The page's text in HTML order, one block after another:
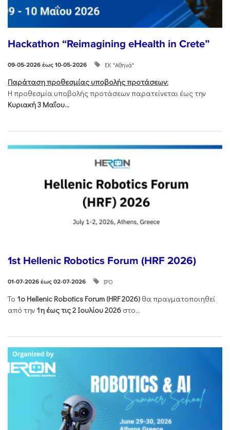
Hackathon “Reimagining eHealth in Crete”
09-05-2026 έως 10-05-2026 ΕΚ "Αθηνά"
Παράταση προθεσμίας υποβολής προτάσεων:
Η προθεσμία υποβολής προτάσεων παρατείνεται έως την
Κυριακή 3 Μαΐου...
1st Hellenic Robotics Forum (HRF 2026)
01-07-2026 έως 02-07-2026 ΙΡΟ
Το 1ο Hellenic Robotics Forum (HRF2026) θα πραγματοποιηθεί
από την 1η έως τις 2 Ιουλίου 2026 στο...